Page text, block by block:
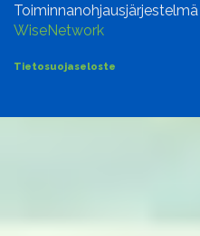
Toiminnanohjausjärjestelmä
WiseNetwork
Tietosuojaseloste